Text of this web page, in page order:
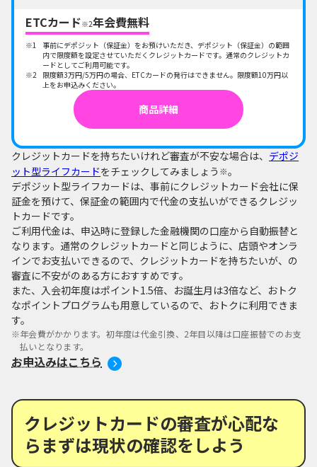
ETCカード※2年会費無料
事前にデポジット（保証金）をお預けいただき、デポジット（保証金）の範囲
内で限度額を設定させていただくクレジットカードです。通常のクレジットカ
ードとしてご利用可能です。
限度額3万円/5万円の場合、ETCカードの発行はできません。限度額10万円以
上をお申込みください。
商品詳細
クレジットカードを持ちたいけれど審査が不安な場合は、 デポジ
ット型ライフカードをチェックしてみましょう ※。
デポジット型ライフカードは、事前にクレジットカード会社に保
証金を預けて、保証金の範囲内で代金の支払いができるクレジッ
トカードです。
ご利用代金は、申込時に登録した金融機関の口座から自動振替と
なります。通常のクレジットカードと同じように、店頭やオンラ
インでお支払いできるので、クレジットカードを持ちたいが、の
審査に不安がのある方におすすめです。
また、入会初年度はポイント1.5倍、お誕生月は3倍など、おトク
なポイントプログラムも用意しているので、おトクに利用できま
す。
※年会費がかかります。初年度は代金引換、2年目以降は口座振替でのお支
払いとなります。
お申込みはこちら
クレジットカードの審査が心配な
らまずは現状の確認をしよう